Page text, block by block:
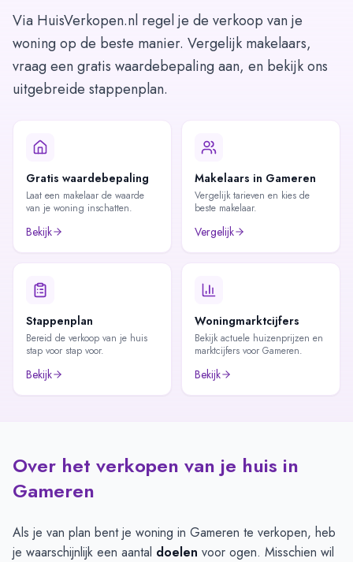
Via HuisVerkopen.nl regel je de verkoop van je
woning op de beste manier. Vergelijk makelaars,
vraag een gratis waardebepaling aan, en bekijk ons
uitgebreide stappenplan.
Gratis waardebepaling
Laat een makelaar de waarde
van je woning inschatten.
Bekijk
Makelaars in Gameren
Vergelijk tarieven en kies de
beste makelaar.
Vergelijk
Stappenplan
Bereid de verkoop van je huis
stap voor stap voor.
Bekijk
Woningmarktcijfers
Bekijk actuele huizenprijzen en
marktcijfers voor Gameren.
Bekijk
Over het verkopen van je huis in
Gameren
Als je van plan bent je woning in Gameren te verkopen, heb
je waarschijnlijk een aantal doelen voor ogen. Misschien wil